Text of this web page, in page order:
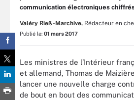
communication électroniques
Valéry Rieß-Marchive, Rédacteur en
Publié le: 01 mars 2017
Les ministres de l’Intérieur
et allemand, Thomas de
lancer une nouvelle charge
de bout en bout des